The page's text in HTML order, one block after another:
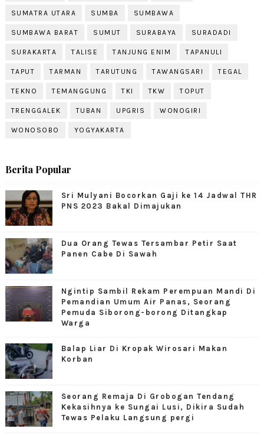
SUMATRA UTARA SUMBA SUMBAWA
SUMBAWA BARAT SUMUT SURABAYA SURADADI
SURAKARTA TALISE TANJUNG ENIM TAPANULI
TAPUT TARMAN TARUTUNG TAWANGSARI TEGAL
TEKNO TEMANGGUNG TKI TKW TOPUT
TRENGGALEK TUBAN UPGRIS WONOGIRI
WONOSOBO YOGYAKARTA
Berita Popular
Sri Mulyani Bocorkan Gaji ke 14 Jadwal THR
PNS 2023 Bakal Dimajukan
Dua Orang Tewas Tersambar Petir Saat
Panen Cabe Di Sawah
Ngintip Sambil Rekam Perempuan Mandi Di
Pemandian Umum Air Panas, Seorang
Pemuda Siborong-borong Ditangkap
Warga
Balap Liar Di Kropak Wirosari Makan
Korban
Seorang Remaja Di Grobogan Tendang
Kekasihnya ke Sungai Lusi, Dikira Sudah
Tewas Pelaku Langsung pergi